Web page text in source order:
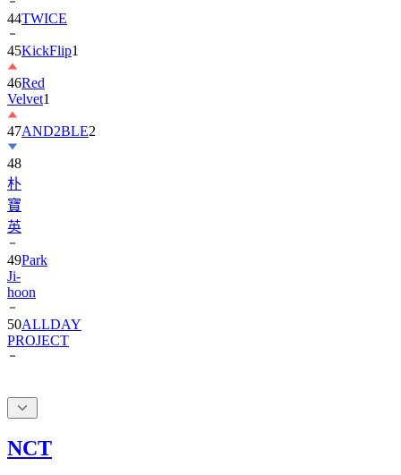
45KickFlip
46Red
Velvet
47AND2BLE
48
朴
寶
英
49
Ji-
hoon
50ALLDAY
PROJECT
NCT